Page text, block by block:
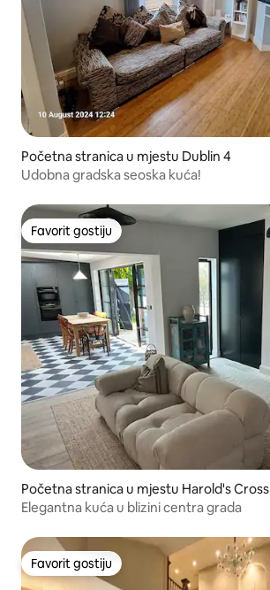
Početna stranica u mjestu Dublin 4
Udobna gradska seoska kuća!
Favorit gostiju
Favorit gostiju
Početna stranica u mjestu Harold's Cross
Elegantna kuća u blizini centra grada
Favorit gostiju
Favorit gostiju